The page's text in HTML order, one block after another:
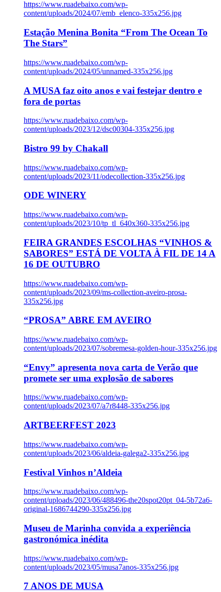
https://www.ruadebaixo.com/wp-
content/uploads/2024/07/emb_elenco-335x256.jpg
Estação Menina Bonita “From The Ocean To
The Stars”
https://www.ruadebaixo.com/wp-
content/uploads/2024/05/unnamed-335x256.jpg
A MUSA faz oito anos e vai festejar dentro e
fora de portas
https://www.ruadebaixo.com/wp-
content/uploads/2023/12/dsc00304-335x256.jpg
Bistro 99 by Chakall
https://www.ruadebaixo.com/wp-
content/uploads/2023/11/odecollection-335x256.jpg
ODE WINERY
https://www.ruadebaixo.com/wp-
content/uploads/2023/10/tp_tl_640x360-335x256.jpg
FEIRA GRANDES ESCOLHAS “VINHOS &
SABORES” ESTÁ DE VOLTA À FIL DE 14 A
16 DE OUTUBRO
https://www.ruadebaixo.com/wp-
content/uploads/2023/09/ms-collection-aveiro-prosa-
335x256.jpg
“PROSA” ABRE EM AVEIRO
https://www.ruadebaixo.com/wp-
content/uploads/2023/07/sobremesa-golden-hour-335x256.jpg
“Envy” apresenta nova carta de Verão que
promete ser uma explosão de sabores
https://www.ruadebaixo.com/wp-
content/uploads/2023/07/a7r8448-335x256.jpg
ARTBEERFEST 2023
https://www.ruadebaixo.com/wp-
content/uploads/2023/06/aldeia-galega2-335x256.jpg
Festival Vinhos n’Aldeia
https://www.ruadebaixo.com/wp-
content/uploads/2023/06/488496-the20spot20pt_04-5b72a6-
original-1686744290-335x256.jpg
Museu de Marinha convida a experiência
gastronómica inédita
https://www.ruadebaixo.com/wp-
content/uploads/2023/05/musa7anos-335x256.jpg
7 ANOS DE MUSA